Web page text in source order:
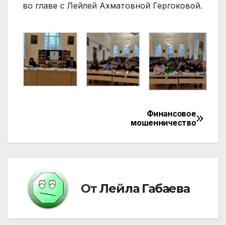
во главе с Лейлей Ахматовной Гергоковой.
по
записям
Финансовое
мошенничество
ОтЛейла Габаева